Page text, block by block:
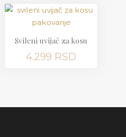
Svileni uvijač za kosu
4.299 RSD